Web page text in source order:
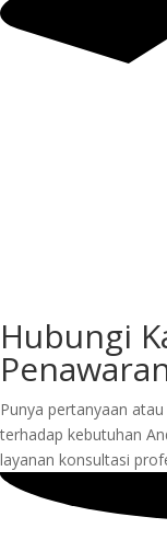
Hubungi
Punya pertanyaan
terhadap kebutuhan
layanan konsultasi